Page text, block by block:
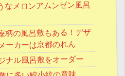
なメロンアムンゼン風呂
柄の風呂敷もある！デザ
ーカーは京都のれん
ナル風呂敷をオーダー